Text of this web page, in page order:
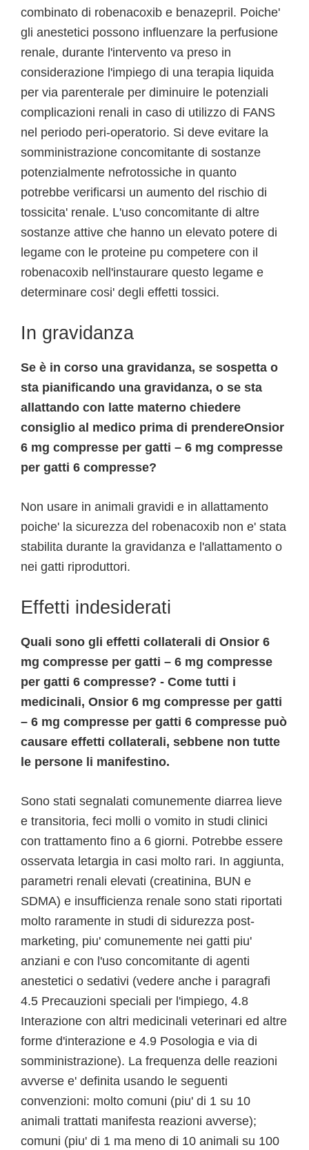
combinato di robenacoxib e benazepril. Poiche'
gli anestetici possono influenzare la perfusione
renale, durante l'intervento va preso in
considerazione l'impiego di una terapia liquida
per via parenterale per diminuire le potenziali
complicazioni renali in caso di utilizzo di FANS
nel periodo peri-operatorio. Si deve evitare la
somministrazione concomitante di sostanze
potenzialmente nefrotossiche in quanto
potrebbe verificarsi un aumento del rischio di
tossicita' renale. L'uso concomitante di altre
sostanze attive che hanno un elevato potere di
legame con le proteine pu competere con il
robenacoxib nell'instaurare questo legame e
determinare cosi' degli effetti tossici.
In gravidanza
Se è in corso una gravidanza, se sospetta o
sta pianificando una gravidanza, o se sta
allattando con latte materno chiedere
consiglio al medico prima di prendereOnsior
6 mg compresse per gatti – 6 mg compresse
per gatti 6 compresse?
Non usare in animali gravidi e in allattamento
poiche' la sicurezza del robenacoxib non e' stata
stabilita durante la gravidanza e l'allattamento o
nei gatti riproduttori.
Effetti indesiderati
Quali sono gli effetti collaterali di Onsior 6
mg compresse per gatti – 6 mg compresse
per gatti 6 compresse? - Come tutti i
medicinali, Onsior 6 mg compresse per gatti
– 6 mg compresse per gatti 6 compresse può
causare effetti collaterali, sebbene non tutte
le persone li manifestino.
Sono stati segnalati comunemente diarrea lieve
e transitoria, feci molli o vomito in studi clinici
con trattamento fino a 6 giorni. Potrebbe essere
osservata letargia in casi molto rari. In aggiunta,
parametri renali elevati (creatinina, BUN e
SDMA) e insufficienza renale sono stati riportati
molto raramente in studi di sidurezza post-
marketing, piu' comunemente nei gatti piu'
anziani e con l'uso concomitante di agenti
anestetici o sedativi (vedere anche i paragrafi
4.5 Precauzioni speciali per l'impiego, 4.8
Interazione con altri medicinali veterinari ed altre
forme d'interazione e 4.9 Posologia e via di
somministrazione). La frequenza delle reazioni
avverse e' definita usando le seguenti
convenzioni: molto comuni (piu' di 1 su 10
animali trattati manifesta reazioni avverse);
comuni (piu' di 1 ma meno di 10 animali su 100